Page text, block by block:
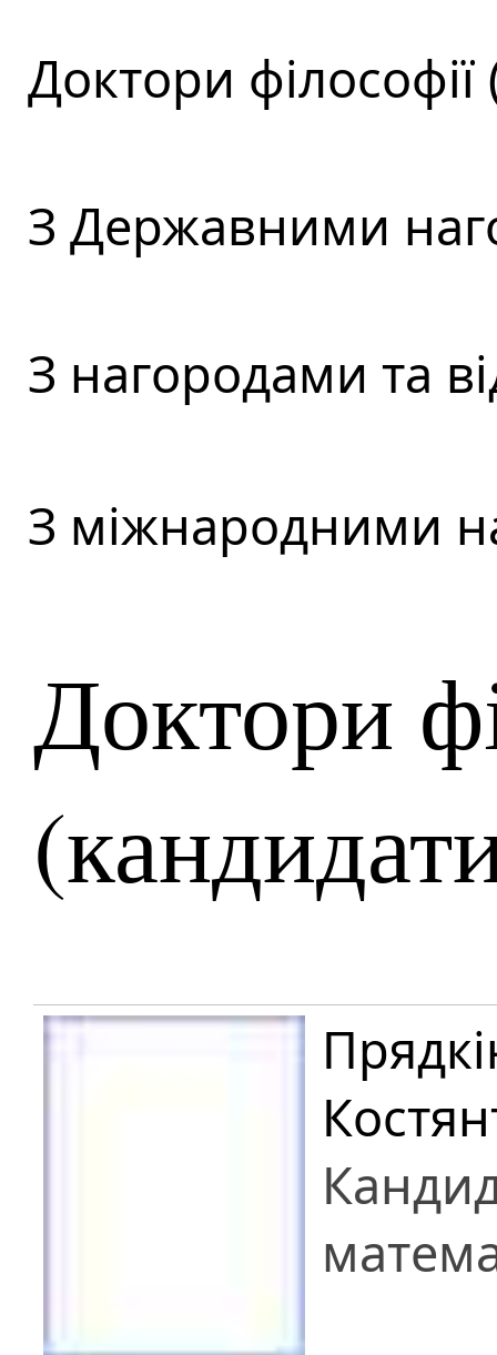
Доктори
З Державними
З нагородами та
З міжнародними
Доктори